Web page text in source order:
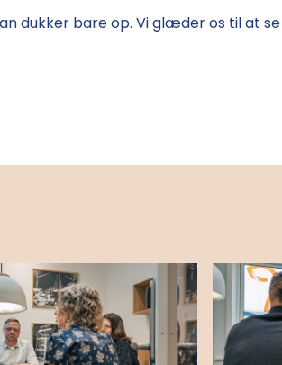
dukker bare op. Vi glæder os til at se